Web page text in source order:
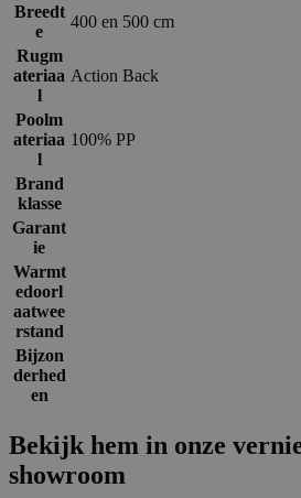
Breedt
e
400 en 500 cm
Rugm
ateriaa
l
Action Back
Poolm
ateriaa
l
100% PP
Brand
klasse
Garant
ie
Warmt
edoorl
aatwee
rstand
Bijzon
derhed
en
Bekijk hem in onze
showroom